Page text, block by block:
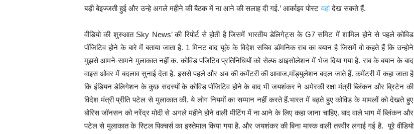
बड़ी बेइज्जती हुई और उन्हे अगले महीने की बैठक में ना आने की सलाह दी गई.’ आर्काइव पोस्टयहांदेख सकते हैं.
वीडियो की शुरुआत Sky News’ की रिपोर्ट से होती है जिसमें भारतीय डेलिगेट्स के G7 समिट में शामिल होने से पहले कोविड
पॉजिटिव होने के बारे में बताया जाता है. 1 मिनट बाद यूके के विदेश सचिव डॉमनिक राब का बयान है जिसमें वो कहते हैं कि उन्होने
मुझसे आमने-सामने मुलाकात नहीं क. कोविड पजिटिव प्रतिनिधियों को सेल्फ आइसोलेशन में भेज दिया गया है. राब के बयान के बाद
वाइस ओवर में बदलाव सुनाई देता है. इससे पहले और अब की कमेंटरी की आवाज,मॉड्युलेशन बदल जाते हैं. कमेंटरी में कहा जाता है
कि इंडियन डेलिगेशन के कुछ सदस्यों के कोविड पॉजिटिव होने के बाद भी जयशंकर ने अमेरकी रक्षा मंत्री ब्लिंकन और ब्रिटेन की
विदेश मंत्री प्रीति पटेल से मुलाकात की. ये लोग नियमों का सम्मान नहीं करते हैं.भारत में बढ़ते हुए कोविड के मामलों को देखते हुए
बोरिस जॉनसन को नरेंद्र मोदी से अगले महीने होने वाली मीटिंग में ना आने के लिए कहा जाना चाहिए. बाद वाले भाग में ब्लिंकन और
पटेल से मुलाकात के स्टिल पिक्चर्स का इस्तेमाल किया गया है. और जयशंकर की बिना मास्क वाली तस्वीर लगाई गई है. पूरे वीडियो